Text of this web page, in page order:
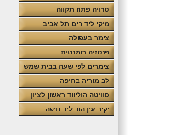
טרויה פתח תקווה
מיקי ליד הים תל אביב
צימר בעפולה
פנטזיה רומנטית
צימרים לפי שעה בבית שמש
לב מוריה בחיפה
סוויטה הוליווד ראשון לציון
יקיר עין הוד ליד חיפה